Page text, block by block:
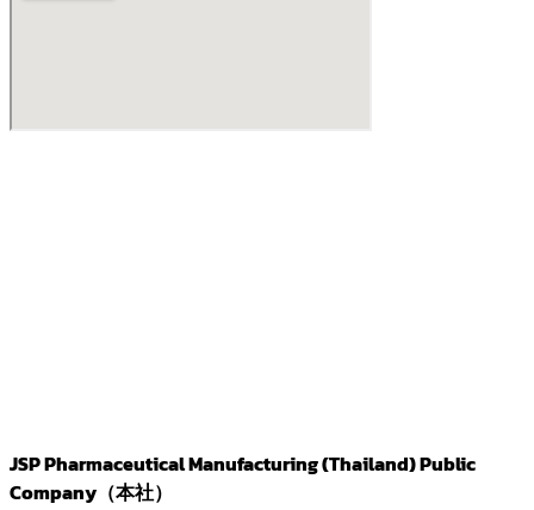
JSP Pharmaceutical Manufacturing (Thailand) Public
Company（本社）